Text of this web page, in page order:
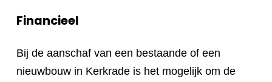
Financieel
Bij de aanschaf van een bestaande of een
nieuwbouw in Kerkrade is het mogelijk om de